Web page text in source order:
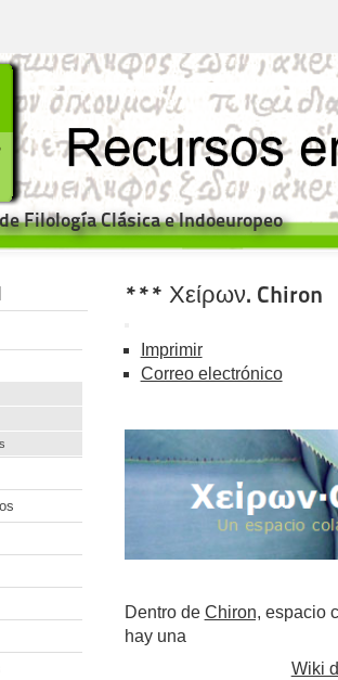
Filología Clásica e Indoeuropeo
*** Χείρων. Chiron
Imprimir
Correo electrónico
Dentro de Chiron, espacio
hay una
Wiki